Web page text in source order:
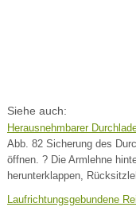
Siehe auch:
Herausnehmbarer
Abb. 82 Sicherung des
öffnen. ? Die Armlehne
herunterklappen,
Laufrichtungsgebundene